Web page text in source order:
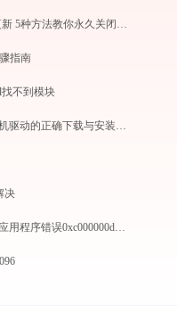
指南
找不到模块
决
税控发票开票MainExecuteS.exe应用程序错误0xc000000d解决方法